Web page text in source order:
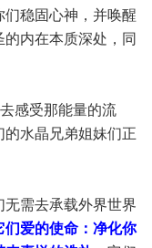
稳固心神，并唤醒
内在本质深处，同
感受那能量的流
水晶兄弟姐妹们正
需去承载外界世界
们爱的使命：净化你